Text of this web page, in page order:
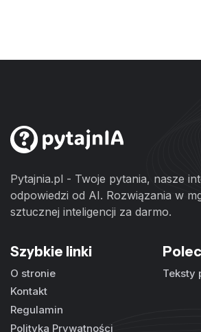
Pytajnia.pl - Twoje pytania, nasze
odpowiedzi od AI. Rozwiązania w
sztucznej inteligencji za darmo.
Szybkie linki
O stronie
Kontakt
Regulamin
Polityka Prywatności
Teksty